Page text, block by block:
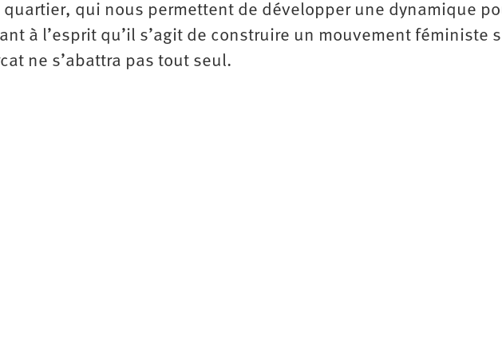
qui nous permettent de développer une dynamique
à l’esprit qu’il s’agit de construire un mouvement féministe
ne s’abattra pas tout seul.